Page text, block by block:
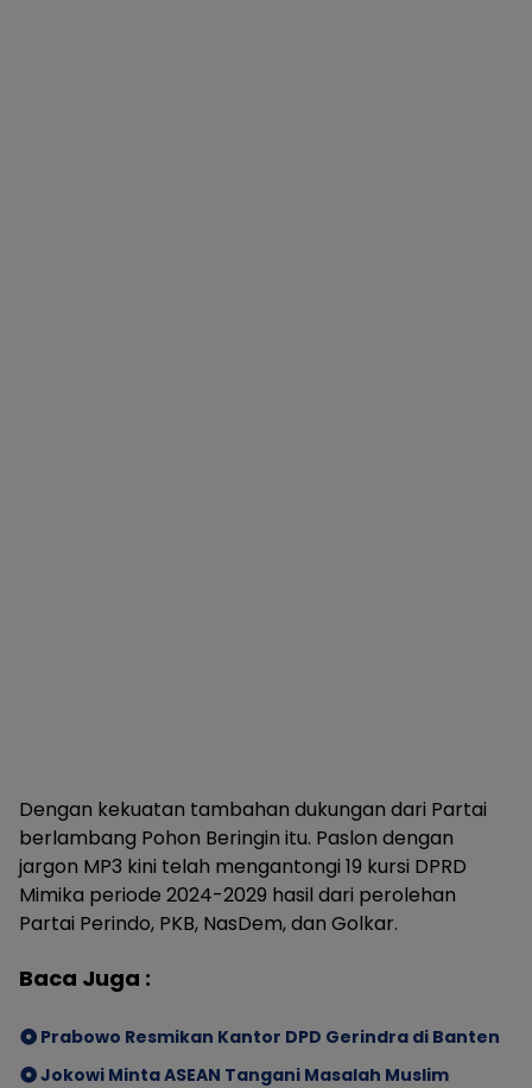
Dengan kekuatan tambahan dukungan dari Partai
berlambang Pohon Beringin itu. Paslon dengan
jargon MP3 kini telah mengantongi 19 kursi DPRD
Mimika periode 2024-2029 hasil dari perolehan
Partai Perindo, PKB, NasDem, dan Golkar.
Baca Juga :
Prabowo Resmikan Kantor DPD Gerindra di Banten
Jokowi Minta ASEAN Tangani Masalah Muslim